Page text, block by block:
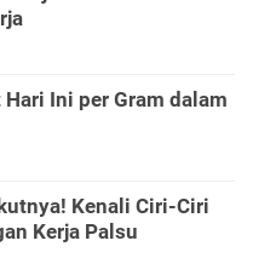
Ini per Gram dalam
Kenali Ciri-Ciri
Kerja Palsu